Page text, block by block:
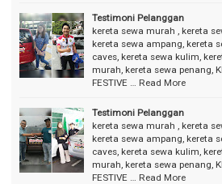
Testimoni Pelanggan
kereta sewa murah , kereta
kereta sewa ampang, kereta
caves, kereta sewa kulim,
murah, kereta sewa penang,
FESTIVE …
Read More
Testimoni Pelanggan
kereta sewa murah , kereta
kereta sewa ampang, kereta
caves, kereta sewa kulim,
murah, kereta sewa penang,
FESTIVE …
Read More